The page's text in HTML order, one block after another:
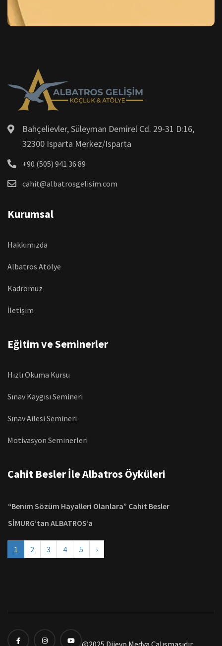
Bahçelievler, Süleyman Demirel Cd. 29-31 D:16,
32300 Isparta Merkez/Isparta
+90 (505) 941 36 89
cahit@albatrosgelisim.com
Kurumsal
Hakkımızda
Albatros Atölye
Kadromuz
İletişim
Eğitim ve Seminerler
Hızlı Okuma Kursu
Sınav Kaygısı Semineri
Sınav Ailesi Semineri
Motivasyon Seminerleri
Cahit Besler İle Albatros Öyküleri
“Benim Sözüm Hayalleri Olanlara” Cahit Besler
SİMURG’tan ALBATROS’a
1 2 3 4 5 ›
@2025 Dijevo Medya Çalışmasıdır